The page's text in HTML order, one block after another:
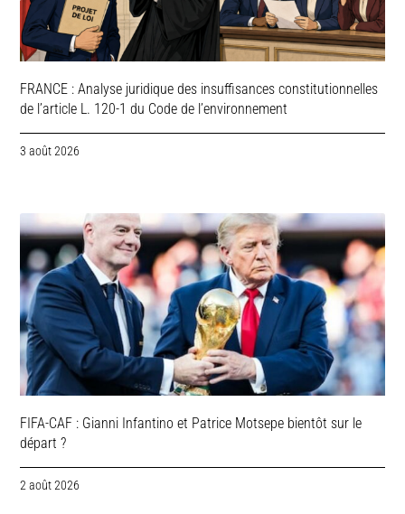
FRANCE : Analyse juridique des insuffisances constitutionnelles
de l’article L. 120-1 du Code de l’environnement
3 août 2026
FIFA-CAF : Gianni Infantino et Patrice Motsepe bientôt sur le
départ ?
2 août 2026